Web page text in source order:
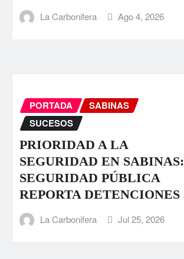
La Carbonifera Ago 4, 2026
PORTADA
SABINAS
SUCESOS
PRIORIDAD A LA
SEGURIDAD EN SABINAS:
SEGURIDAD PÚBLICA
REPORTA DETENCIONES
La Carbonifera Jul 25, 2026